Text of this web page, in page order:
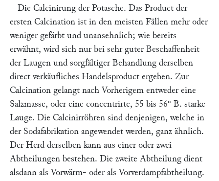
Die Calcinirung der Potasche. Das Product der
ersten Calcination ist in den meisten Fällen mehr oder
weniger gefärbt und unansehnlich; wie bereits
erwähnt, wird sich nur bei sehr guter Beschaffenheit
der Laugen und sorgfältiger Behandlung derselben
direct verkäufliches Handelsproduct ergeben. Zur
Calcination gelangt nach Vorherigem entweder eine
Salzmasse, oder eine concentrirte, 55 bis 56° B. starke
Lauge. Die Calcinirröhren sind denjenigen, welche in
der Sodafabrikation angewendet werden, ganz ähnlich.
Der Herd derselben kann aus einer oder zwei
Abtheilungen bestehen. Die zweite Abtheilung dient
alsdann als Vorwärm- oder als Vorverdampfabtheilung.